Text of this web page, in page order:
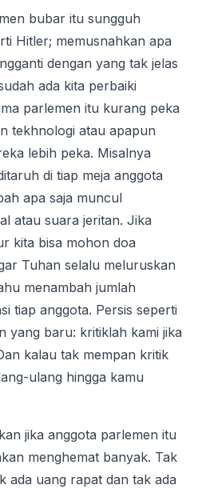
bubar itu sungguh
Hitler; memusnahkan apa
dengan yang tak jelas
ada kita perbaiki
parlemen itu kurang peka
tekhnologi atau apapun
lebih peka. Misalnya
di tiap meja anggota
apa saja muncul
atau suara jeritan. Jika
kita bisa mohon doa
Tuhan selalu meluruskan
menambah jumlah
tiap anggota. Persis seperti
yang baru: kritiklah kami jika
kalau tak mempan kritik
ulang hingga kamu
jika anggota parlemen itu
menghemat banyak. Tak
ada uang rapat dan tak ada